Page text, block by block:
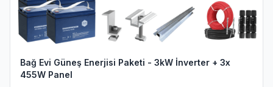
Bağ Evi Güneş Enerjisi Paketi - 3kW İnverter + 3x
455W Panel